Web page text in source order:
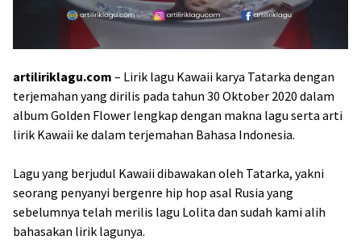
artiliriklagu.com – Lirik lagu Kawaii karya Tatarka dengan
terjemahan yang dirilis pada tahun 30 Oktober 2020 dalam
album Golden Flower lengkap dengan makna lagu serta arti
lirik Kawaii ke dalam terjemahan Bahasa Indonesia.
Lagu yang berjudul Kawaii dibawakan oleh Tatarka, yakni
seorang penyanyi bergenre hip hop asal Rusia yang
sebelumnya telah merilis lagu Lolita dan sudah kami alih
bahasakan lirik lagunya.